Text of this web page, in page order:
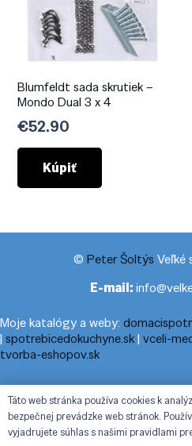
Blumfeldt sada skrutiek –
Mondo Dual 3 x 4
€52.90
Kúpiť
© Peter Šoltýs Veľké
E-mail:
Moje katalógy a weby:
| spotrebicedokuchyne.sk| vceli-
tvorba-eshopov.sk
Moje blogy:cestovnyporiadok.eu|
zoznam-podla-cisla.sk |praca-z-
horoskop.sk|cestuj-dovolenkuj.sk|
Táto web stránka používa cookies k
bezpečnej prevádzke web stránok.
vyjadrujete súhlas s našimi pravidlami